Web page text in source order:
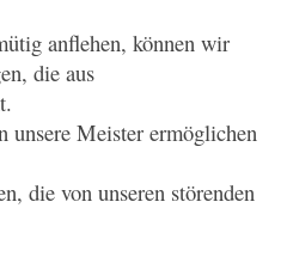
anflehen, können wir
die aus
unsere Meister ermöglichen
die von unseren störenden